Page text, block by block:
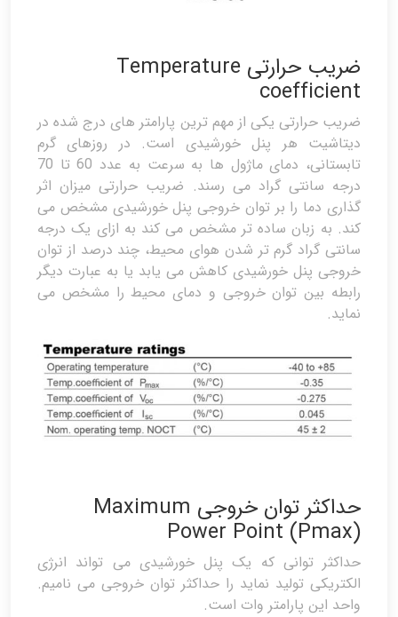
ضریب حرارتی Temperature
coefficient
ضریب حرارتی یکی از مهم ترین پارامتر های درج شده در
دیتاشیت هر پنل خورشیدی است. در روزهای گرم
تابستانی، دمای ماژول ها به سرعت به عدد 60 تا 70
درجه سانتی گراد می رسند. ضریب حرارتی میزان اثر
گذاری دما را بر توان خروجی پنل خورشیدی مشخص می
کند. به زبان ساده تر مشخص می کند به ازای یک درجه
سانتی گراد گرم تر شدن هوای محیط، چند درصد از توان
خروجی پنل خورشیدی کاهش می یابد یا به عبارت دیگر
رابطه بین توان خروجی و دمای محیط را مشخص می
نماید.
حداکثر توان خروجی Maximum
Power Point (Pmax)
حداکثر توانی که یک پنل خورشیدی می تواند انرژی
الکتریکی تولید نماید را حداکثر توان خروجی می نامیم.
واحد این پارامتر وات است.